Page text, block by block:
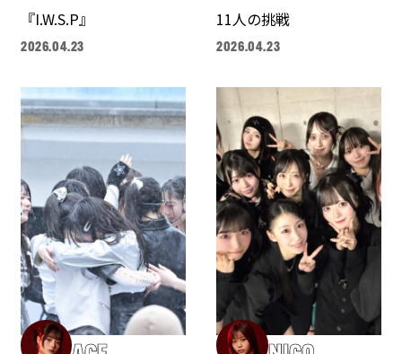
『I.W.S.P』
2026.04.23
11人の挑戦
2026.04.23